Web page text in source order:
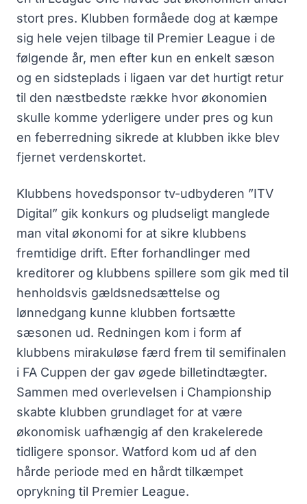
stort pres. Klubben formåede dog at kæmpe
sig hele vejen tilbage til Premier League i de
følgende år, men efter kun en enkelt sæson
og en sidsteplads i ligaen var det hurtigt retur
til den næstbedste række hvor økonomien
skulle komme yderligere under pres og kun
en feberredning sikrede at klubben ikke blev
fjernet verdenskortet.
Klubbens hovedsponsor tv-udbyderen ”ITV
Digital” gik konkurs og pludseligt manglede
man vital økonomi for at sikre klubbens
fremtidige drift. Efter forhandlinger med
kreditorer og klubbens spillere som gik med til
henholdsvis gældsnedsættelse og
lønnedgang kunne klubben fortsætte
sæsonen ud. Redningen kom i form af
klubbens mirakuløse færd frem til semifinalen
i FA Cuppen der gav øgede billetindtægter.
Sammen med overlevelsen i Championship
skabte klubben grundlaget for at være
økonomisk uafhængig af den krakelerede
tidligere sponsor. Watford kom ud af den
hårde periode med en hårdt tilkæmpet
oprykning til Premier League.